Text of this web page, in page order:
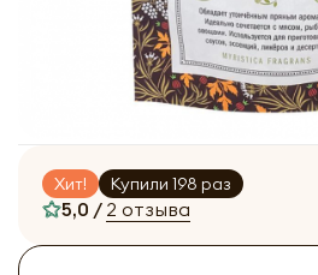
Хит! Купили 198 раз
5,0 / 2 отзыва